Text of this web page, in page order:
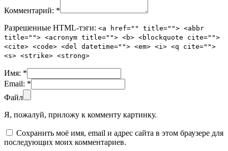
Комментарий: *
Разрешенные HTML-тэги: <a href="" title=""> <abbr
title=""> <acronym title=""> <b> <blockquote cite="">
<cite> <code> <del datetime=""> <em> <i> <q cite="">
<s> <strike> <strong>
Имя: *
Email: *
Файл
Я, пожалуй, приложу к комменту картинку.
Сохранить моё имя, email и адрес сайта в этом браузере для
последующих моих комментариев.